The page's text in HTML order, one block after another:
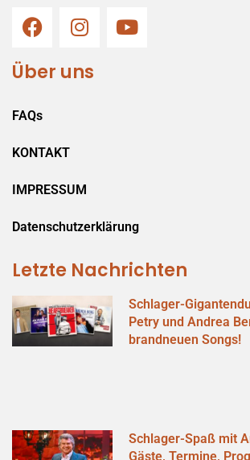
Über uns
FAQs
KONTAKT
IMPRESSUM
Datenschutzerklärung
Letzte Nachrichten
Schlager-
Petry und Andrea
brandneuen Songs!
Schlager-Spaß mit
Gäste, Termine,